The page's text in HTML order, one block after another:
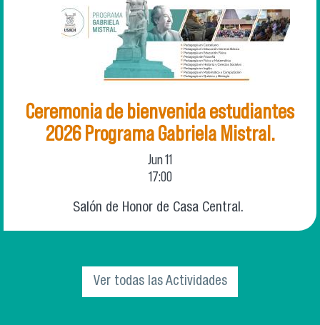
Ceremonia de bienvenida estudiantes
2026 Programa Gabriela Mistral.
Jun11
17:00
Salón de Honor de Casa Central.
Ver todas las Actividades